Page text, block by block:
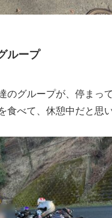
ループ
のグループが、停まっ
べて、休憩中だと思い